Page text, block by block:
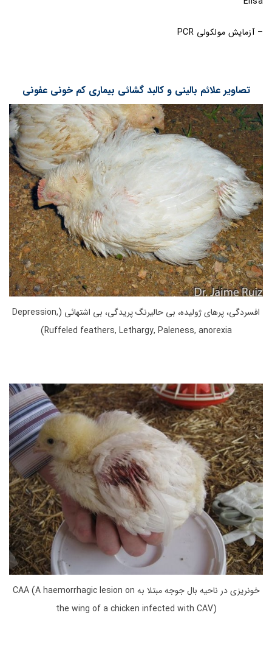
– آزمایش مولکولی PCR
تصاویر علائم بالینی و کالبد گشائی بیماری کم خونی عفونی
افسردگی، پرهای ژولیده، بی حالیرنگ پریدگی، بی اشتهائی (Depression,
Ruffeled feathers, Lethargy, Paleness, anorexia)
خونریزی در ناحیه بال جوجه مبتلا به CAA (A haemorrhagic lesion on
the wing of a chicken infected with CAV)